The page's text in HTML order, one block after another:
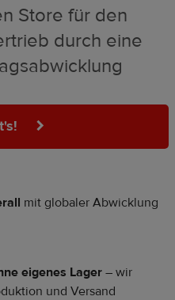
Store für den
durch eine
mit globaler Abwicklung
eigenes Lager – wir
und Versand